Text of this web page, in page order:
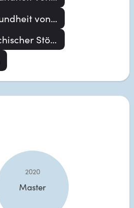
Psychische Gesundheit von Kindern, Jugendlichen und jungen Erwachsenen
Prävention psychischer Störungen
2020
Master